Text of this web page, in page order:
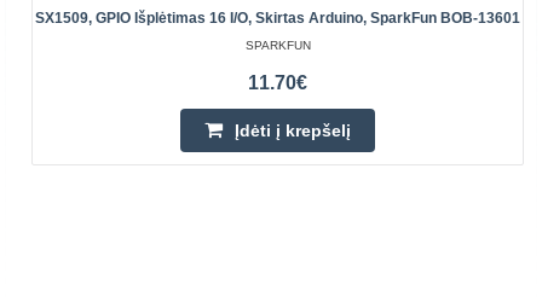
SX1509, GPIO Išplėtimas 16 I/O, Skirtas Arduino, SparkFun BOB-13601
SPARKFUN
11.70€
Įdėti į krepšelį